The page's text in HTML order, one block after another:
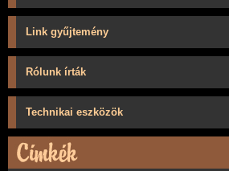
Link gyűjtemény
Rólunk írták
Technikai eszközök